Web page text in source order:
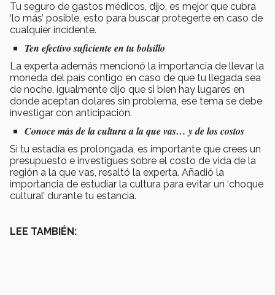
Tu seguro de gastos médicos, dijo, es mejor que cubra
‘lo más’ posible, esto para buscar protegerte en caso de
cualquier incidente.
Ten efectivo suficiente en tu bolsillo
La experta además mencionó la importancia de llevar la
moneda del país contigo en caso de que tu llegada sea
de noche, igualmente dijo que si bien hay lugares en
donde aceptan dolares sin problema, ese tema se debe
investigar con anticipación.
Conoce más de la cultura a la que vas… y de los costos
Si tu estadía es prolongada, es importante que crees un
presupuesto e investigues sobre el costo de vida de la
región a la que vas, resaltó la experta. Añadió la
importancia de estudiar la cultura para evitar un ‘choque
cultural’ durante tu estancia.
LEE TAMBIÉN: